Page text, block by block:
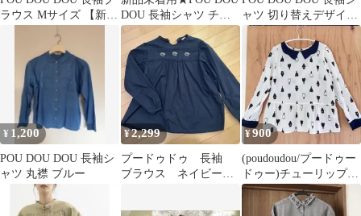
ラウス Mサイズ 【新品
DOU 長袖シャツ チェ
ック 襟レース
ャツ 切り替えデザイン
サイズF
¥ 1,200
POU DOU DOU 長袖シ
ャツ 丸襟 ブルー
¥2,299
プードゥドゥ 長袖
ブラウス ネイビー
¥900
(poudoudou/プードゥー
ドゥー)チューリップ柄
シフォンブラウス 長袖